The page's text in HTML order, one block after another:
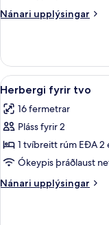
Nánari upplýsingar
Nánari
Skoða
allar
myndir
fyrir
Herbergi
fyrir
tvo
4
Herbergi fyrir tvo
16 fermetrar
Pláss fyrir 2
1 tvíbreitt rúm EÐA 2
Ókeypis þráðlaust
Nánari upplýsingar
Nánari